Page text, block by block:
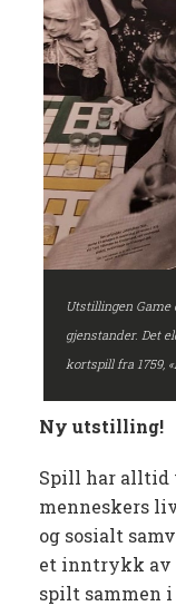
Utstillingen Game
gjenstander. Det
kortspill fra 1759,
Ny utstilling!
Spill har
menneskers
og sosialt
et inntrykk av
spilt sammen